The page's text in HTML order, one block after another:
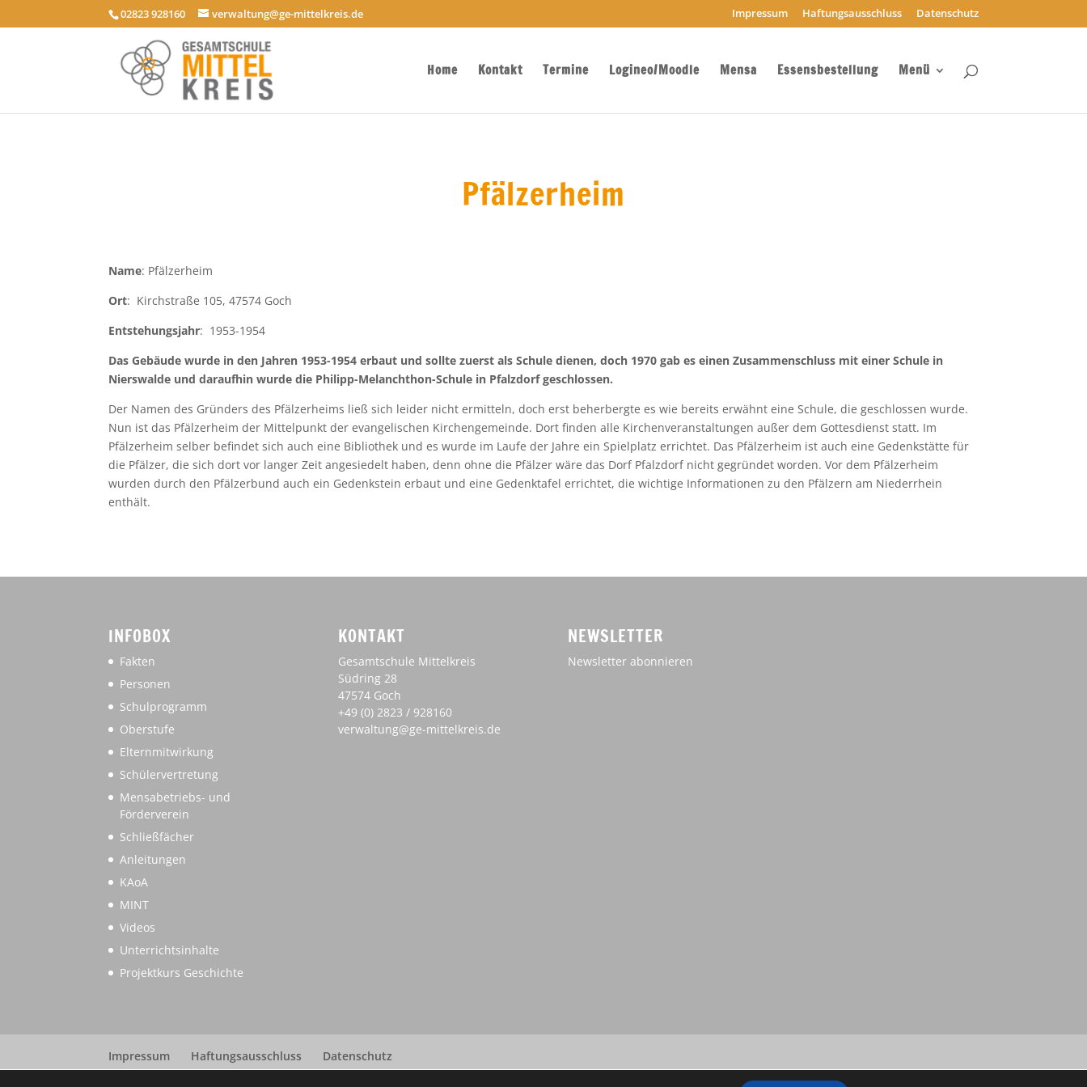
02823 928160 verwaltung@ge-mittelkreis.de Impressum Haftungsausschluss Datenschutz
Home Kontakt Termine Logineo/Moodle Mensa Essensbestellung Menü
Pfälzerheim
Name: Pfälzerheim
Ort: Kirchstraße 105, 47574 Goch
Entstehungsjahr: 1953-1954
Das Gebäude wurde in den Jahren 1953-1954 erbaut und sollte zuerst als Schule dienen, doch 1970 gab es einen Zusammenschluss mit einer Schule in
Nierswalde und daraufhin wurde die Philipp-Melanchthon-Schule in Pfalzdorf geschlossen.
Der Namen des Gründers des Pfälzerheims ließ sich leider nicht ermitteln, doch erst beherbergte es wie bereits erwähnt eine Schule, die geschlossen wurde.
Nun ist das Pfälzerheim der Mittelpunkt der evangelischen Kirchengemeinde. Dort finden alle Kirchenveranstaltungen außer dem Gottesdienst statt. Im
Pfälzerheim selber befindet sich auch eine Bibliothek und es wurde im Laufe der Jahre ein Spielplatz errichtet. Das Pfälzerheim ist auch eine Gedenkstätte für
die Pfälzer, die sich dort vor langer Zeit angesiedelt haben, denn ohne die Pfälzer wäre das Dorf Pfalzdorf nicht gegründet worden. Vor dem Pfälzerheim
wurden durch den Pfälzerbund auch ein Gedenkstein erbaut und eine Gedenktafel errichtet, die wichtige Informationen zu den Pfälzern am Niederrhein
enthält.
INFOBOX
Fakten
Personen
Schulprogramm
Oberstufe
Elternmitwirkung
Schülervertretung
Mensabetriebs- und
Förderverein
Schließfächer
Anleitungen
KAoA
MINT
Videos
Unterrichtsinhalte
Projektkurs Geschichte
KONTAKT
Gesamtschule Mittelkreis
Südring 28
47574 Goch
+49 (0) 2823 / 928160
verwaltung@ge-mittelkreis.de
NEWSLETTER
Newsletter abonnieren
Impressum Haftungsausschluss Datenschutz